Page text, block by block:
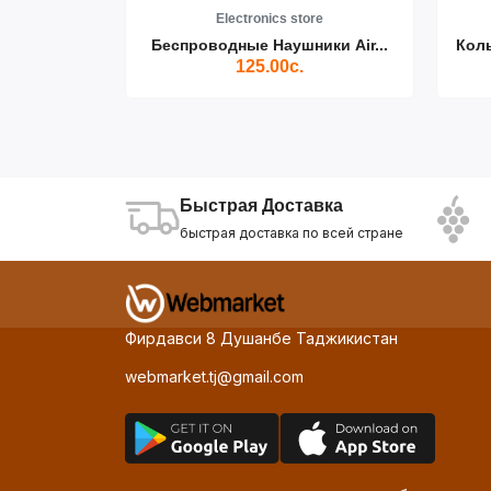
Electronics store
Беспроводные Наушники Air...
125.00с.
Быстрая Доставка
быстрая доставка по всей стране
Фирдавси 8 Душанбе Таджикистан
webmarket.tj@gmail.com